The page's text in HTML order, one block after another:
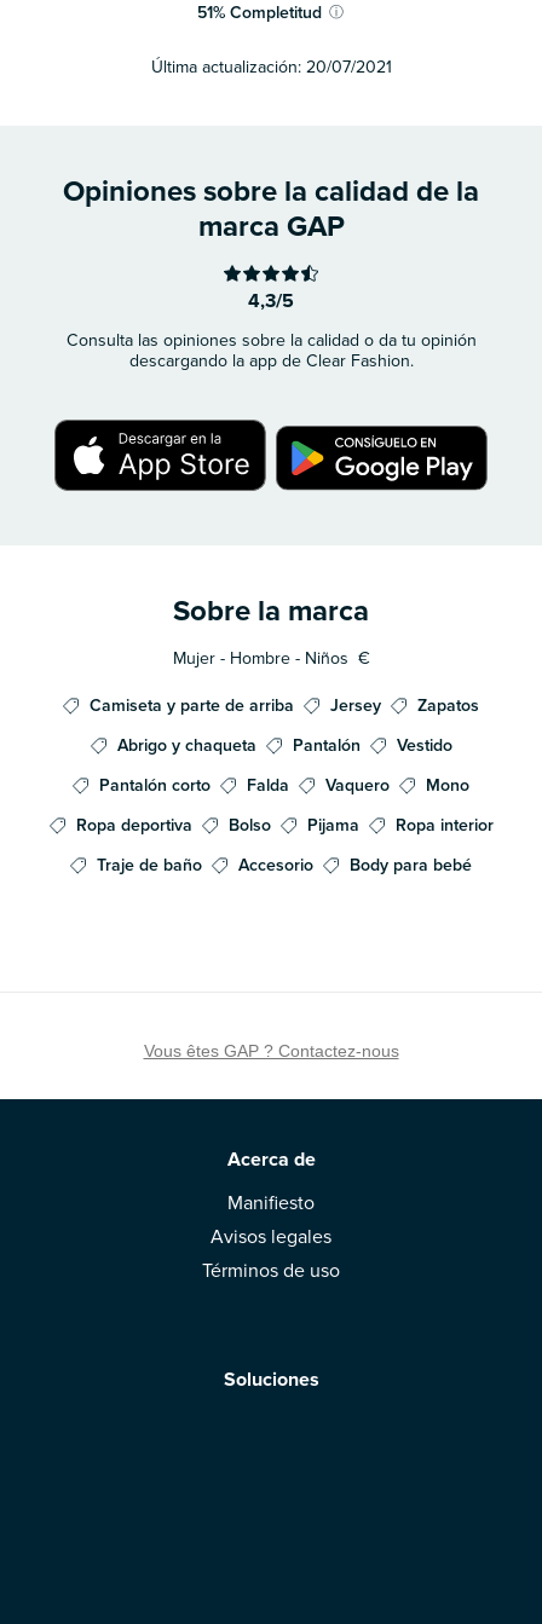
51%Completitud ⓘ
Última actualización: 20/07/2021
Opiniones sobre la calidad de la
marca GAP
4,3/5
Consulta las opiniones sobre la calidad o da tu opinión
descargando la app de Clear Fashion.
Sobre la marca
Mujer - Hombre - Niños €
Camiseta y parte de arriba Jersey
Zapatos
Abrigo y chaqueta
Pantalón
Vestido
Pantalón corto
Falda Vaquero
Mono
Ropa deportiva
Bolso Pijama
Ropa interior
Traje de baño
Accesorio Body para bebé
Vous êtes GAP ? Contactez-nous
Acerca de
Manifiesto
Avisos legales
Términos de uso
Soluciones